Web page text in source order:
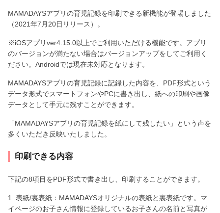
MAMADAYSアプリの育児記録を印刷できる新機能が登場しました
（2021年7月20日リリース）。
※iOSアプリver4.15.0以上でご利用いただける機能です。アプリ
のバージョンが満たない場合はバージョンアップをしてご利用く
ださい。Androidでは現在未対応となります。
MAMADAYSアプリの育児記録に記録した内容を、PDF形式という
データ形式でスマートフォンやPCに書き出し、紙への印刷や画像
データとして手元に残すことができます。
「MAMADAYSアプリの育児記録を紙にして残したい」という声を
多くいただき反映いたしました。
印刷できる内容
下記の8項目をPDF形式で書き出し、印刷することができます。
1. 表紙/裏表紙：MAMADAYSオリジナルの表紙と裏表紙です。マ
イページのお子さん情報に登録しているお子さんの名前と写真が